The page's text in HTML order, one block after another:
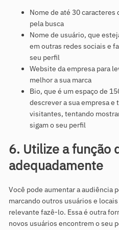
Nome de até 30
pela busca
Nome de usuário, que
em outras redes sociais e
seu perfil
Website da empresa para
melhor a sua marca
Bio, que é um espaço de
descrever a sua empresa
visitantes, tentando
sigam o seu perfil
6. Utilize a função
adequadamente
Você pode aumentar a audiência
marcando outros usuários e
relevante fazê-lo. Essa é outra
novos usuários encontrem o seu